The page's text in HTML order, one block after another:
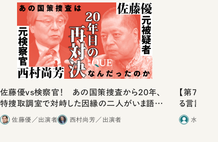
佐藤優vs検察官！ あの国策捜査から20年、
特捜取調室で対峙した因縁の二人がいま語り
合ったこと
佐藤優／出演者 西村尚芳／出演者
【第7回
る言語学
爆誕の瞬
を言語学す
水野太貴